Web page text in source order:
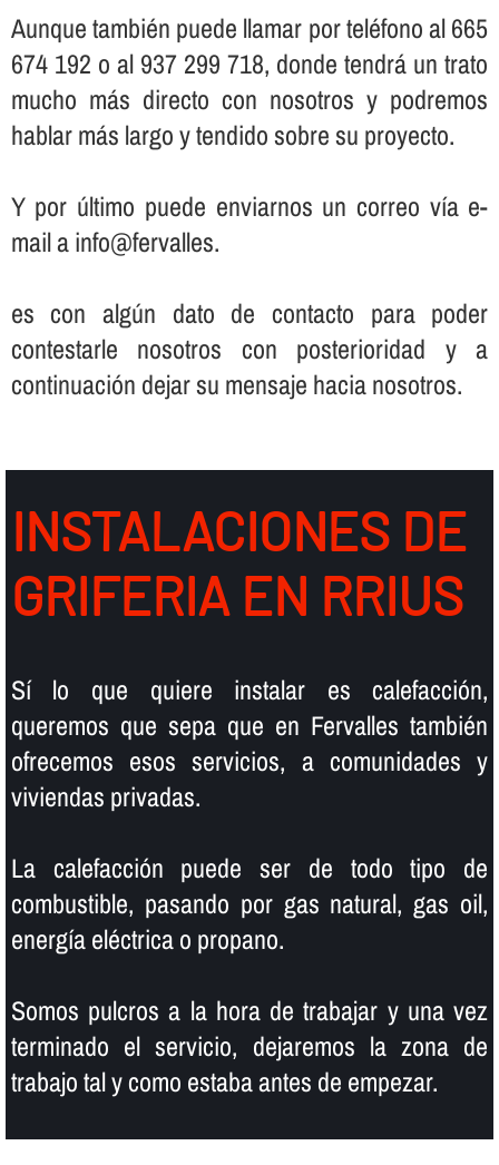
Aunque también puede llamar por teléfono al 665
674 192 o al 937 299 718, donde tendrá un trato
mucho más directo con nosotros y podremos
hablar más largo y tendido sobre su proyecto.
Y por último puede enviarnos un correo ví­a e-
mail a info@fervalles.
es con algún dato de contacto para poder
contestarle nosotros con posterioridad y a
continuación dejar su mensaje hacia nosotros.
INSTALACIONES DE
GRIFERIA EN RRIUS
Sí­ lo que quiere instalar es calefacción,
queremos que sepa que en Fervalles también
ofrecemos esos servicios, a comunidades y
viviendas privadas.
La calefacción puede ser de todo tipo de
combustible, pasando por gas natural, gas oil,
energí­a eléctrica o propano.
Somos pulcros a la hora de trabajar y una vez
terminado el servicio, dejaremos la zona de
trabajo tal y como estaba antes de empezar.